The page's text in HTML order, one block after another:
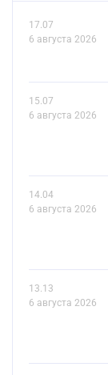
17.07
6 августа 2026
15.07
6 августа 2026
14.04
6 августа 2026
13.13
6 августа 2026